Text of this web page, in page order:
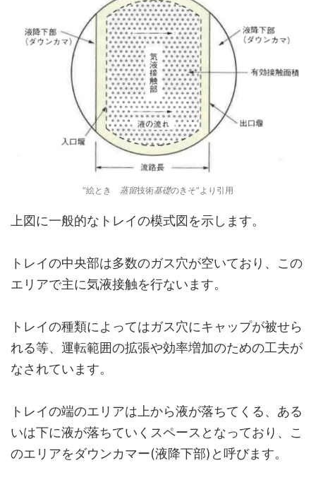
“絵とき 蒸留技術基礎のきそ”より引用
上図に一般的なトレイの模式図を示します。
トレイの中央部は多数のガス穴が空いており、この
エリアで主に気液接触を行ないます。
トレイの種類によってはガス穴にキャップが被せら
れる等、運転範囲の拡張や効率増加のための工夫が
なされています。
トレイの端のエリアは上から液が落ちてくる、ある
いは下に液が落ちていくスペースとなっており、こ
のエリアをダウンカマー(液降下部)と呼びます。